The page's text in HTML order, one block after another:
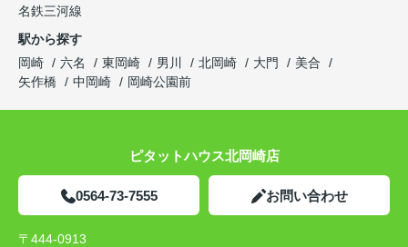
名鉄三河線
駅から探す
岡崎
六名 東岡崎 男川 北岡崎 大門
美合
矢作橋
中岡崎 岡崎公園前
ピタットハウス北岡崎店
0564-73-7555 お問い合わせ
〒444-0913